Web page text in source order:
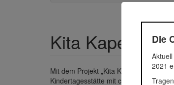
Kita
Mit dem Projekt „Kita Kapellenstraße“
Kindertagesstätte mit ca. 1.106 m²
Die
2021